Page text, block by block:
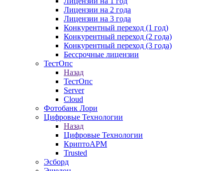
Лицензии на 2 года
Лицензии на 3 года
Конкурентный переход (1 год)
Конкурентный переход (2 года)
Конкурентный переход (3 года)
Бессрочные лицензии
ТестОпс
Назад
ТестОпс
Server
Cloud
Фотобанк Лори
Цифровые Технологии
Назад
Цифровые Технологии
КриптоАРМ
Trusted
Эсборд